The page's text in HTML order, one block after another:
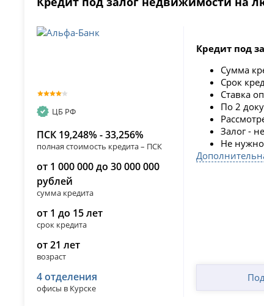
ЦБ РФ
ПСК 19,248% - 33,256%
полная стоимость кредита – ПСК
от 1 000 000 до 30 000 000
рублей
сумма кредита
от 1 до 15 лет
срок кредита
от 21 лет
возраст
4 отделения
офисы в Курске
Кредит под
Сумма
Срок
Ставка
По 2
Залог -
Не